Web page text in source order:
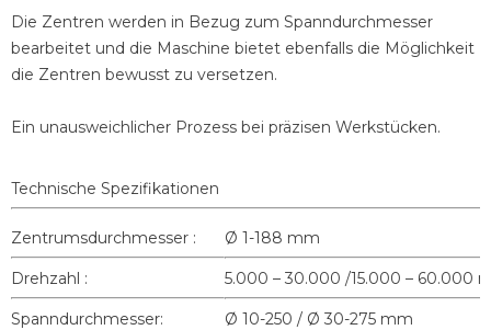
Die Zentren werden in Bezug zum Spanndurchmesser
bearbeitet und die Maschine bietet ebenfalls die Möglichkeit
die Zentren bewusst zu versetzen.
Ein unausweichlicher Prozess bei präzisen Werkstücken.
Technische Spezifikationen
Zentrumsdurchmesser : Ø 1-188 mm
Drehzahl : 5.000 – 30.000 /15.000 – 60.000
Spanndurchmesser: Ø 10-250 / Ø 30-275 mm